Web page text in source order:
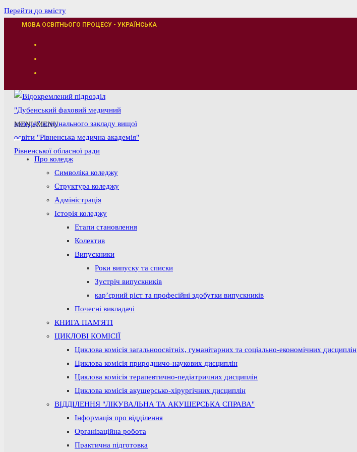
Перейти до вмісту
МОВА ОСВІТНЬОГО ПРОЦЕСУ - УКРАЇНСЬКА
MENUMENU
Про коледж
Символіка коледжу
Структура коледжу
Адміністрація
Історія коледжу
Етапи становлення
Колектив
Випускники
Роки випуску та списки
Зустріч випускників
кар’єрний ріст та професійні здобутки випускників
Почесні викладачі
КНИГА ПАМ'ЯТІ
ЦИКЛОВІ КОМІСІЇ
Циклова комісія загальноосвітніх, гуманітарних та соціально-економічних дисциплін
Циклова комісія природничо-наукових дисциплін
Циклова комісія терапевтично-педіатричних дисциплін
Циклова комісія акушерсько-хірургічних дисциплін
ВІДДІЛЕННЯ "ЛІКУВАЛЬНА ТА АКУШЕРСЬКА СПРАВА"
Інформація про відділення
Організаційна робота
Практична підготовка